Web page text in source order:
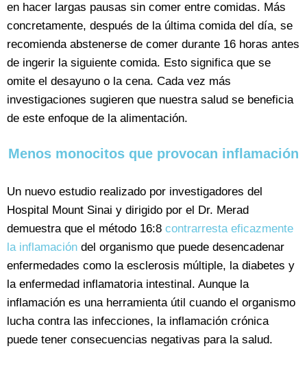
en hacer largas pausas sin comer entre comidas. Más
concretamente, después de la última comida del día, se
recomienda abstenerse de comer durante 16 horas antes
de ingerir la siguiente comida. Esto significa que se
omite el desayuno o la cena. Cada vez más
investigaciones sugieren que nuestra salud se beneficia
de este enfoque de la alimentación.
Menos monocitos que provocan inflamación
Un nuevo estudio realizado por investigadores del
Hospital Mount Sinai y dirigido por el Dr. Merad
demuestra que el método 16:8 contrarresta eficazmente
la inflamación del organismo que puede desencadenar
enfermedades como la esclerosis múltiple, la diabetes y
la enfermedad inflamatoria intestinal. Aunque la
inflamación es una herramienta útil cuando el organismo
lucha contra las infecciones, la inflamación crónica
puede tener consecuencias negativas para la salud.